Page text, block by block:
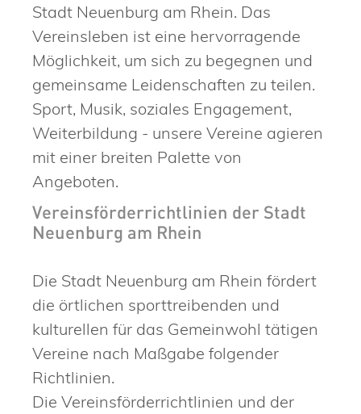
Stadt Neuenburg am Rhein. Das
Vereinsleben ist eine hervorragende
Möglichkeit, um sich zu begegnen und
gemeinsame Leidenschaften zu teilen.
Sport, Musik, soziales Engagement,
Weiterbildung - unsere Vereine agieren
mit einer breiten Palette von
Angeboten.
Vereinsförderrichtlinien der Stadt
Neuenburg am Rhein
Die Stadt Neuenburg am Rhein fördert
die örtlichen sporttreibenden und
kulturellen für das Gemeinwohl tätigen
Vereine nach Maßgabe folgender
Richtlinien.
Die Vereinsförderrichtlinien und der